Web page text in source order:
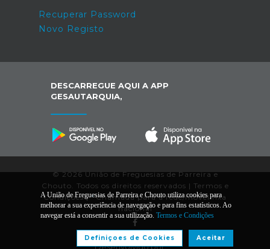
Recuperar Password
Novo Registo
DESCARREGUE AQUI A APP
GESAUTARQUIA,
© 2026 União de Freguesias de Parreira e
Chouto. Todos os direitos reservados | Termos e
Condições|*Chamada para a rede/móvel fixa
nacional
Desenvolvido por:
A União de Freguesias de Parreira e Chouto utiliza cookies para
melhorar a sua experiência de navegação e para fins estatísticos. Ao
navegar está a consentir a sua utilização. Termos e Condições
Aceitar
Definiçoes de Cookies